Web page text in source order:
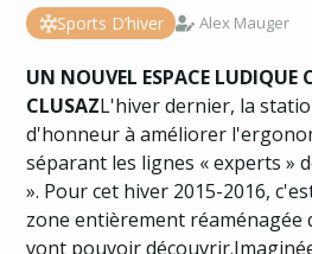
Sports D’hiver Alex Mauger
UN NOUVEL ESPACE LUDIQUE
CLUSAZL'hiver dernier, la
d'honneur à améliorer
séparant les lignes « experts »
». Pour cet hiver 2015-2016,
zone entièrement réaménagée
vont pouvoir